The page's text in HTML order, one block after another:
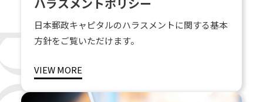
ハラスメントポリシー
日本郵政キャピタルのハラスメントに関する基本
方針をご覧いただけます。
VIEW MORE